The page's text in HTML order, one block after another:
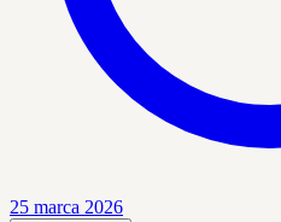
25 marca 2026